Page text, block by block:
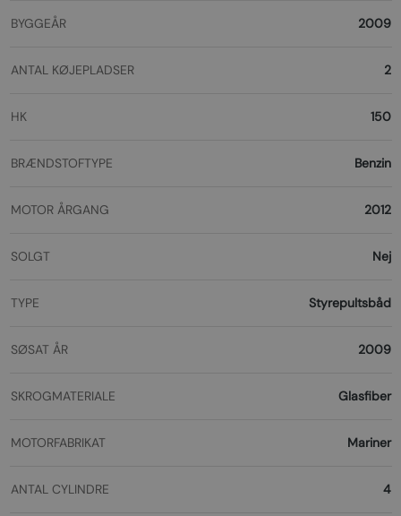
BYGGEÅR 2009
ANTAL KØJEPLADSER 2
HK 150
BRÆNDSTOFTYPE Benzin
MOTOR ÅRGANG 2012
SOLGT Nej
TYPE Styrepultsbåd
SØSAT ÅR 2009
SKROGMATERIALE Glasfiber
MOTORFABRIKAT Mariner
ANTAL CYLINDRE 4